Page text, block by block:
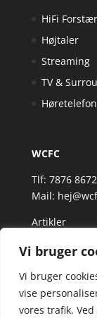
Vi bruger
Vi bruger
vise
vores trafik.
HiFi
Højtaler
Streaming
TV &
WCFC
Tlf: 7876 8672
Mail:
Artikler